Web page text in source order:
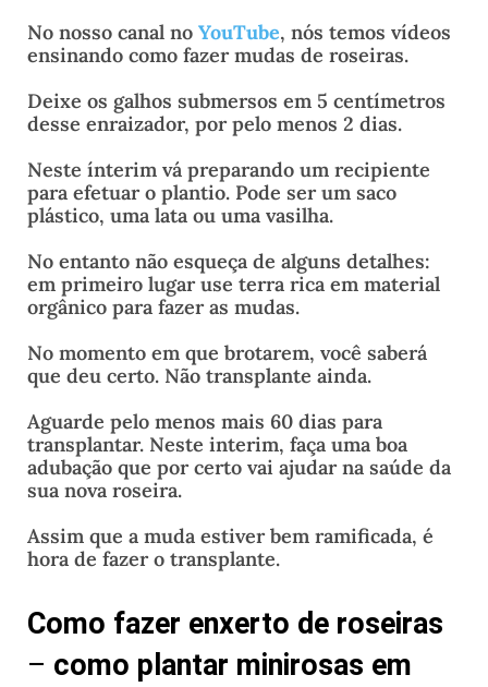
No nosso canal no YouTube, nós temos vídeos
ensinando como fazer mudas de roseiras.
Deixe os galhos submersos em 5 centímetros
desse enraizador, por pelo menos 2 dias.
Neste ínterim vá preparando um recipiente
para efetuar o plantio. Pode ser um saco
plástico, uma lata ou uma vasilha.
No entanto não esqueça de alguns detalhes:
em primeiro lugar use terra rica em material
orgânico para fazer as mudas.
No momento em que brotarem, você saberá
que deu certo. Não transplante ainda.
Aguarde pelo menos mais 60 dias para
transplantar. Neste interim, faça uma boa
adubação que por certo vai ajudar na saúde da
sua nova roseira.
Assim que a muda estiver bem ramificada, é
hora de fazer o transplante.
Como fazer enxerto de roseiras
– como plantar minirosas em